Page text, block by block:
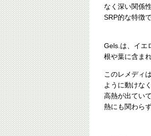
なく深い関係
SRP的な特徴で
Gels.は、イエ
根や葉に含ま
このレメディ
ように動けな
高熱が出てい
熱にも関わら